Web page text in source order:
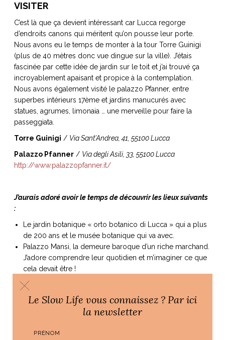
VISITER
C’est là que ça devient intéressant car Lucca regorge
d’endroits canons qui méritent qu’on pousse leur porte.
Nous avons eu le temps de monter à la tour Torre Guinigi
(plus de 40 mètres donc vue dingue sur la ville). J’étais
fascinée par cette idée de jardin sur le toit et j’ai trouvé ça
incroyablement apaisant et propice à la contemplation.
Nous avons également visité le palazzo Pfanner, entre
superbes intérieurs 17ème et jardins manucurés avec
statues, agrumes, limonaia … une merveille pour faire la
passeggiata.
Torre Guinigi / Via Sant’Andrea, 41, 55100 Lucca
Palazzo Pfanner/ Via degli Asili, 33, 55100 Lucca
http://www.palazzopfanner.it/
J’aurais adoré avoir le temps de découvrir les lieux suivants
:
Le jardin botanique « orto botanico di Lucca » qui a plus
de 200 ans et le musée botanique qui va avec.
Palazzo Mansi, la demeure baroque d’un riche marchand.
J’adore comprendre leur quotidien et m’imaginer ce que
cela devait être !
Le Palazzo Ducale
La Gipsoteca Passaglia dans le lycée artistique. Un
endroit qui regroupe plus de 500 plâtres préparatoires
d’artistes dont les plus anciens remontent au 17ème
Le cabinet d’histoire naturel du lycée Machiavelli
Le Slow Life vous connaissez ? Par ici
la newsletter